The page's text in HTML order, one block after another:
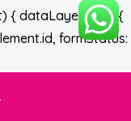
{ dataLayer.push({
formStatus: